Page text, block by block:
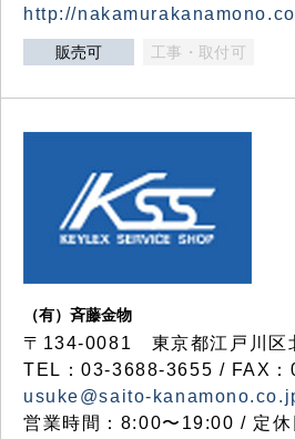
http://
販売可 工事・取付可
（有）斉藤金物
〒134-0081 東京都江戸川区
TEL：03-3688-3655 / FAX
usuke@saito-
営業時間：8:00〜19:00 / 定休